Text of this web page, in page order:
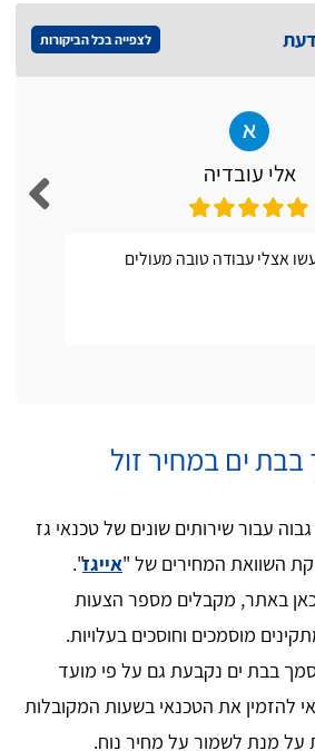
לצפייה בכל הביקורות
אלי עובדיה
אצלי עבודה טובה מעולים
בבת ים במחיר זול
עבור שירותים שונים של טכנאי גז
השוואת המחירים של "אייגז".
באתר, מקבלים מספר הצעות
מוסמכים וחוסכים בעלויות.
בבת ים נקבעת גם על פי מועד
להזמין את הטכנאי בשעות המקובלות